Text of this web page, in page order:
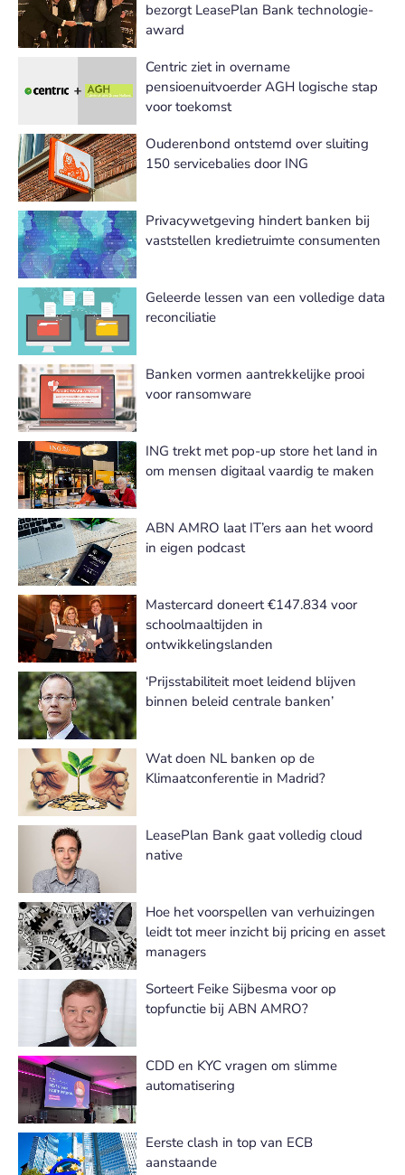
bezorgt LeasePlan Bank technologie-
award
Centric ziet in overname
pensioenuitvoerder AGH logische stap
voor toekomst
Ouderenbond ontstemd over sluiting
150 servicebalies door ING
Privacywetgeving hindert banken bij
vaststellen kredietruimte consumenten
Geleerde lessen van een volledige data
reconciliatie
Banken vormen aantrekkelijke prooi
voor ransomware
ING trekt met pop-up store het land in
om mensen digitaal vaardig te maken
ABN AMRO laat IT’ers aan het woord
in eigen podcast
Mastercard doneert €147.834 voor
schoolmaaltijden in
ontwikkelingslanden
‘Prijsstabiliteit moet leidend blijven
binnen beleid centrale banken’
Wat doen NL banken op de
Klimaatconferentie in Madrid?
LeasePlan Bank gaat volledig cloud
native
Hoe het voorspellen van verhuizingen
leidt tot meer inzicht bij pricing en asset
managers
Sorteert Feike Sijbesma voor op
topfunctie bij ABN AMRO?
CDD en KYC vragen om slimme
automatisering
Eerste clash in top van ECB
aanstaande